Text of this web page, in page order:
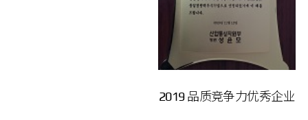
2019 品质竞争力优秀企业